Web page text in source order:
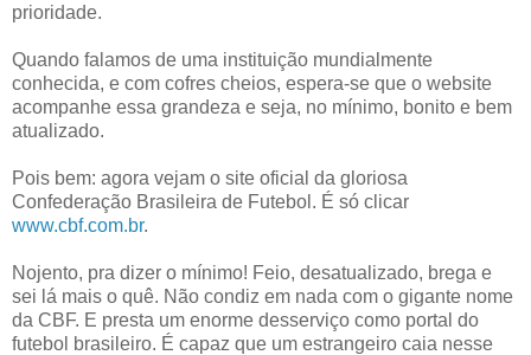
prioridade.
Quando falamos de uma instituição mundialmente
conhecida, e com cofres cheios, espera-se que o website
acompanhe essa grandeza e seja, no mínimo, bonito e bem
atualizado.
Pois bem: agora vejam o site oficial da gloriosa
Confederação Brasileira de Futebol. É só clicar
www.cbf.com.br.
Nojento, pra dizer o mínimo! Feio, desatualizado, brega e
sei lá mais o quê. Não condiz em nada com o gigante nome
da CBF. E presta um enorme desserviço como portal do
futebol brasileiro. É capaz que um estrangeiro caia nesse